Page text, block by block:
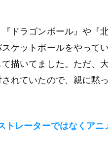
ドラゴンボール』や『北
ケットボールをやって
描いてました。ただ、
れていたので、親に黙
レーターではなくアニ